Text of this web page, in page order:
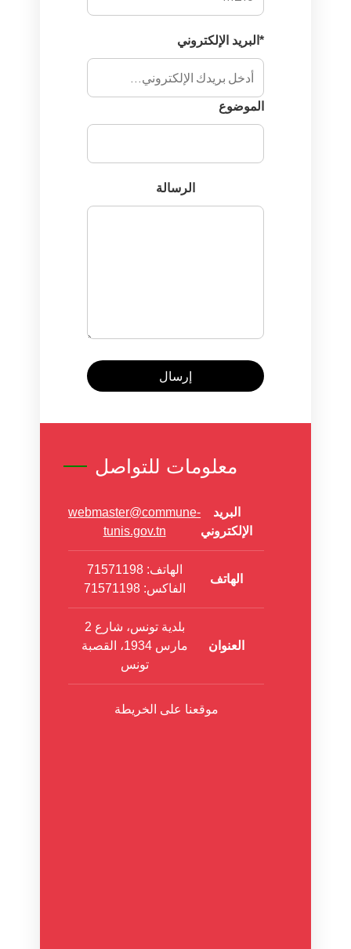
*البريد الإلكتروني
الموضوع
الرسالة
إرسال
معلومات للتواصل
البريد
الإلكتروني
webmaster@commune-
tunis.gov.tn
الهاتف
الهاتف: 71571198
الفاكس: 71571198
العنوان
بلدية تونس، شارع 2
مارس 1934، القصبة
تونس
موقعنا على الخريطة